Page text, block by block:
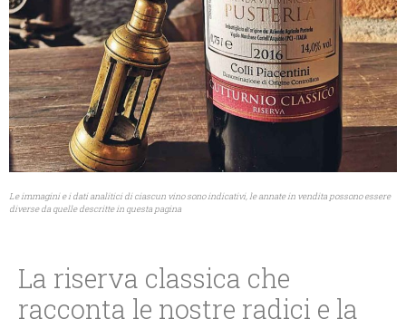
Le immagini e i dati analitici di ciascun vino sono indicativi, le annate in vendita possono essere
diverse da quelle descritte in questa pagina
La riserva classica che
racconta le nostre radici e la